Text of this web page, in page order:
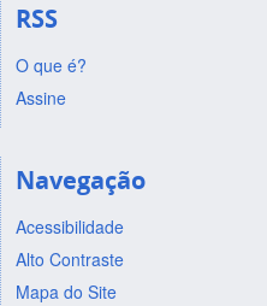
RSS
O que é?
Assine
Navegação
Acessibilidade
Alto Contraste
Mapa do Site